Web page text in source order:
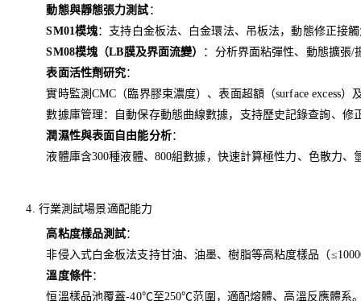
動態與靜態張力測試 ：
SM01模塊：支持白金板法、白金環法、吊板法，動態修正接
SM08模塊（LB膜及界面流變）
：分析界面粘彈性、動態擴張/
表面活性劑研究：
實時監測CMC（臨界膠束濃度）、表面超額（surface excess）
數據庫管理：自動保存動態曲線數據，支持歷史記錄查詢、修
潤濕性與表面自由能分析：
液體庫含300種液體、800組數據，快速計算極性力、色散力、
4. 行業測試場景適配能力
高粘度樣品測試：
非侵入式白金板法支持甘油、油墨、樹脂等高粘度樣品（
溫度條件：
恒溫樣品池覆蓋-40℃至250℃范圍，適配熔體、高溫反應體系